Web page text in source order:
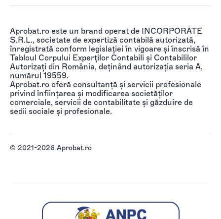
Aprobat.ro este un brand operat de INCORPORATE
S.R.L., societate de expertiză contabilă autorizată,
înregistrată conform legislației în vigoare și înscrisă în
Tabloul Corpului Experților Contabili și Contabililor
Autorizați din România, deținând autorizația seria A,
numărul 19559.
Aprobat.ro oferă consultanță și servicii profesionale
privind înființarea și modificarea societăților
comerciale, servicii de contabilitate și găzduire de
sedii sociale și profesionale.
© 2021-2026 Aprobat.ro